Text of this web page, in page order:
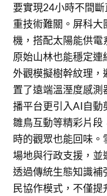
要實現24小時不間
重技術難關。屏科
機，搭配太陽能供電
原始山林也能穩定連
外觀模擬樹幹紋理，
置了遠端溫溼度感
播平台更引入AI自動
雛鳥互動等精彩片段
時的觀眾也能回味
場地與行政支援，並
透過傳統生態知識補
民協作模式，不僅